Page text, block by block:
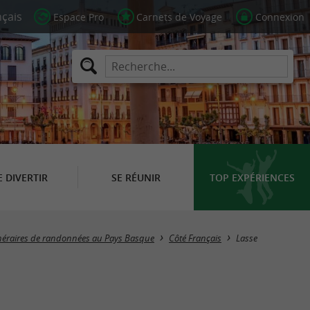
Espace Pro Carnets de Voyage Connexion
DIVERTIR SE RÉUNIR TOP EXPÉRIENCES
Masquer la carte
de randonnées au Pays Basque Côté Français Lasse